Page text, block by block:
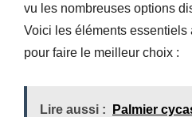
vu les nombreuses options
Voici les éléments essentiels
pour faire le meilleur choix :
Lire aussi :
Palmier